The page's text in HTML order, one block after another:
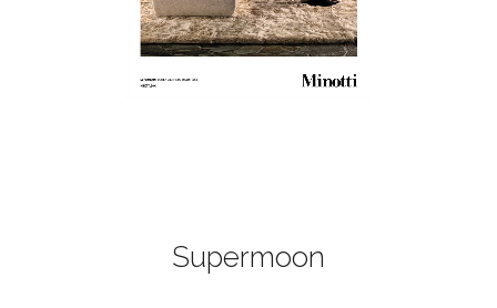
Supermoon